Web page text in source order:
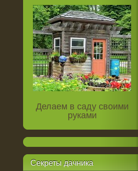
Делаем в саду своими
руками
Секреты дачника